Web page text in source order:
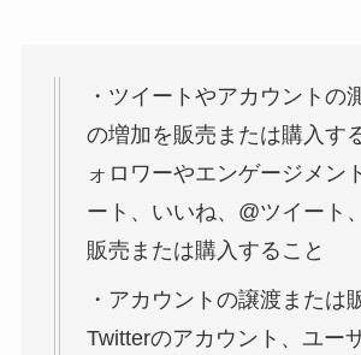
・ツイートやアカウントの
の増加を販売または購入す
ォロワーやエンゲージメン
ート、いいね、@ツイート
販売または購入すること
・アカウントの譲渡または
Twitterのアカウント、ユー